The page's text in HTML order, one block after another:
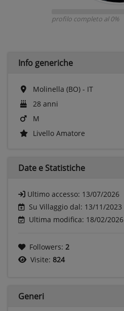
profilo completo al 0%
Info generiche
Molinella (BO) - IT
28 anni
M
Livello Amatore
Date e Statistiche
Ultimo accesso: 13/07/2026
Su Villaggio dal: 13/11/2023
Ultima modifica: 18/02/2026
Followers: 2
Visite: 824
Generi